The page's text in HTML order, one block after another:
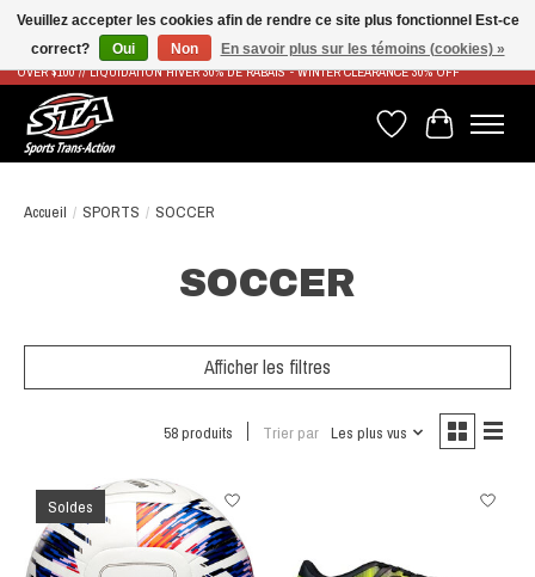
LIVRAISON RAPIDE ET GRATUITE À PARTIR DE 100$ - FAST & FREE SHIPPING ON ORDERS
OVER $100 // LIQUIDATION HIVER 30% DE RABAIS - WINTER CLEARANCE 30% OFF
Liste de souhaits
Panier
Accueil / SPORTS / SOCCER
SOCCER
Afficher les filtres
58 produits Trier par Les plus vus
Soldes
Veuillez accepter les cookies afin de rendre ce site plus fonctionnel Est-ce
correct?
Oui Non En savoir plus sur les témoins (cookies) »